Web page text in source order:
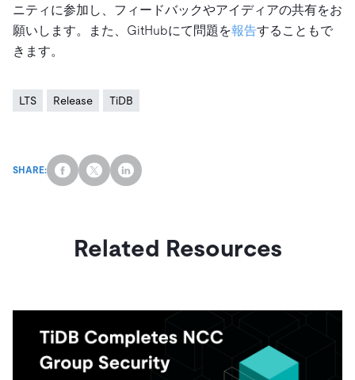
ニティに参加し、フィードバックやアイディアの共有をお
願いします。また、GitHubにて問題を報告することもで
きます。
LTS Release TiDB
SHARE:
Related Resources